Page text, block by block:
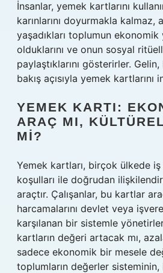
İnsanlar, yemek kartlarını
karınlarını doyurmakla kalmaz,
yaşadıkları toplumun ekonomik
olduklarını ve onun sosyal
paylaştıklarını gösterirler.
bakış açısıyla yemek kartlarını
YEMEK KARTI:
ARAÇ MI,
MI?
Yemek kartları, birçok ülkede iş
koşulları ile doğrudan
araçtır. Çalışanlar, bu kartlar
harcamalarını devlet veya
karşılanan bir sistemle
kartların değeri artacak mı,
sadece ekonomik bir mesele
toplumların değerler sisteminin,